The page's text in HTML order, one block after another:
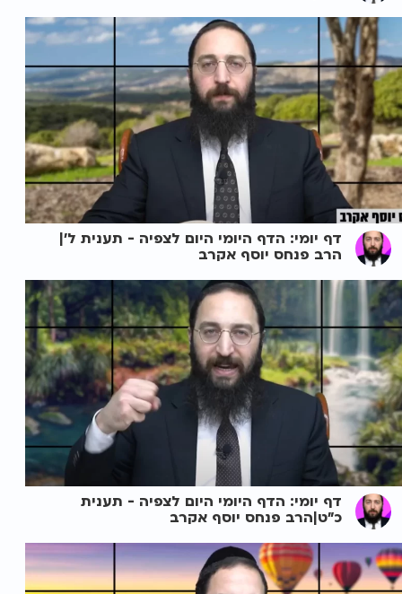
דף יומי: הדף היומי היום לצפיה - תענית ל'|
הרב פנחס יוסף אקרב
דף יומי: הדף היומי היום לצפיה - תענית
כ"ט|הרב פנחס יוסף אקרב